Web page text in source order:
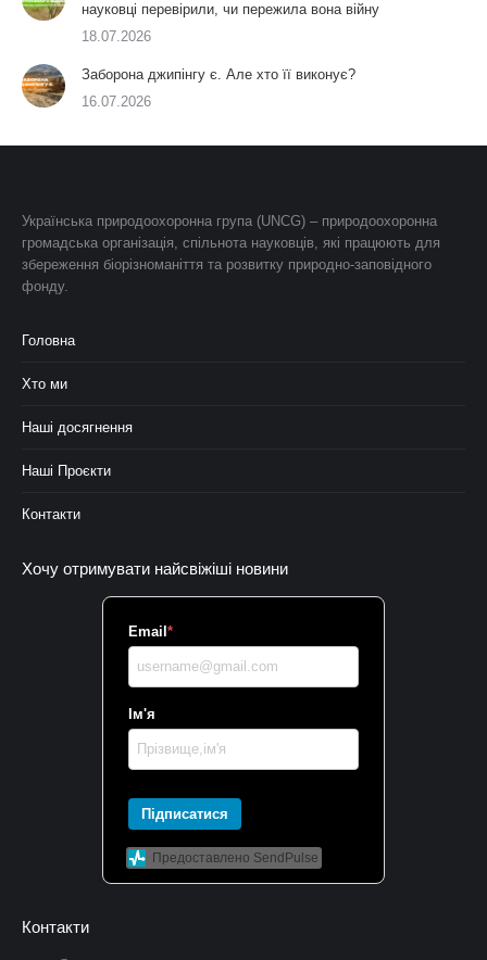
науковці перевірили, чи пережила вона війну
18.07.2026
Заборона джипінгу є. Але хто її виконує?
16.07.2026
Українська природоохоронна група (UNCG) – природоохоронна
громадська організація, спільнота науковців, які працюють для
збереження біорізноманіття та розвитку природно-заповідного
фонду.
Головна
Хто ми
Наші досягнення
Наші Проєкти
Контакти
Хочу отримувати найсвіжіші новини
Email *
Ім'я
Підписатися
Предоставлено SendPulse
Контакти